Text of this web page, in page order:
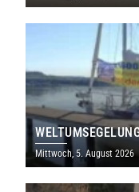
Mittwoch, 5. August 2026